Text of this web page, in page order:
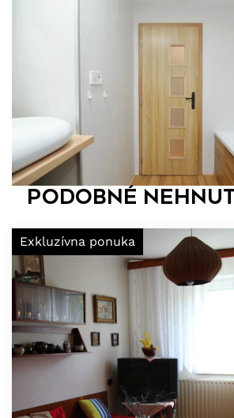
Podobné
Exkluzívna ponuka